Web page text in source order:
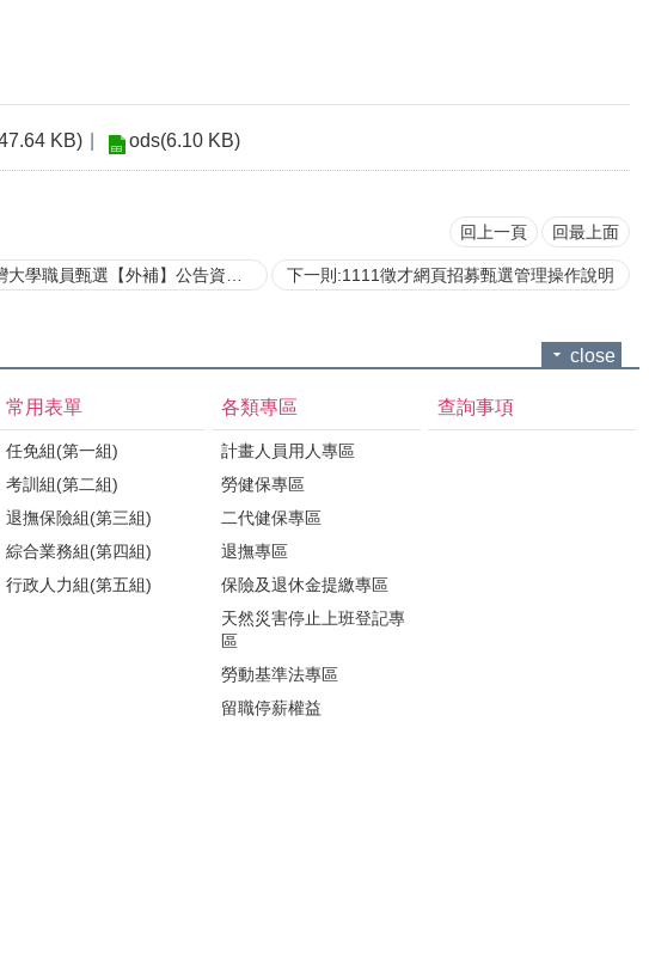
KB) ods(6.10 KB)
回上一頁 回最上面
大學職員甄選【外補】公告資格表 下一則:1111徵才網頁招募甄選管理操作說明
close
常用表單
任免組(第一組)
考訓組(第二組)
退撫保險組(第三組)
綜合業務組(第四組)
行政人力組(第五組)
各類專區
計畫人員用人專區
勞健保專區
二代健保專區
退撫專區
保險及退休金提繳專區
天然災害停止上班登記專
區
勞動基準法專區
留職停薪權益
查詢事項